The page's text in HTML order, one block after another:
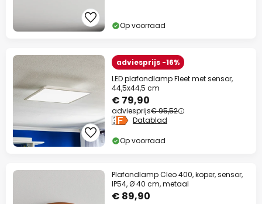
Op voorraad
adviesprijs -16%
LED plafondlamp Fleet met sensor,
44,5x44,5 cm
€ 79,90
adviesprijs€ 95,52
Datablad
Op voorraad
Plafondlamp Cleo 400, koper, sensor,
IP54, Ø 40 cm, metaal
€ 89,90